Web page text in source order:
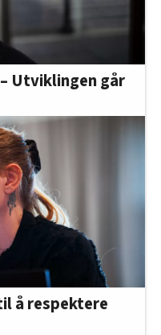
Utviklingen går
å respektere